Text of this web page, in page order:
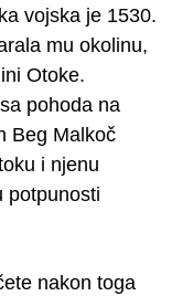
vojska je 1530.
mu okolinu,
Otoke.
pohoda na
Beg Malkoč
i njenu
potpunosti
nakon toga